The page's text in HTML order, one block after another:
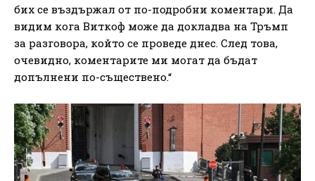
бих се въздържал от по-подробни коментари. Да
видим кога Виткоф може да докладва на Тръмп
за разговора, който се проведе днес. След това,
очевидно, коментарите ми могат да бъдат
допълнени по-съществено.“